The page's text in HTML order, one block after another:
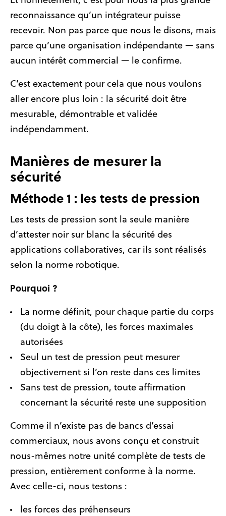
reconnaissance qu’un intégrateur puisse
recevoir. Non pas parce que nous le disons, mais
parce qu’une organisation indépendante — sans
aucun intérêt commercial — le confirme.
C’est exactement pour cela que nous voulons
aller encore plus loin : la sécurité doit être
mesurable, démontrable et validée
indépendamment.
Manières de mesurer la
sécurité
Méthode 1 : les tests de pression
Les tests de pression sont la seule manière
d’attester noir sur blanc la sécurité des
applications collaboratives, car ils sont réalisés
selon la norme robotique.
Pourquoi ?
La norme définit, pour chaque partie du corps
(du doigt à la côte), les forces maximales
autorisées
Seul un test de pression peut mesurer
objectivement si l’on reste dans ces limites
Sans test de pression, toute affirmation
concernant la sécurité reste une supposition
Comme il n’existe pas de bancs d’essai
commerciaux, nous avons conçu et construit
nous-mêmes notre unité complète de tests de
pression, entièrement conforme à la norme.
Avec celle-ci, nous testons :
les forces des préhenseurs